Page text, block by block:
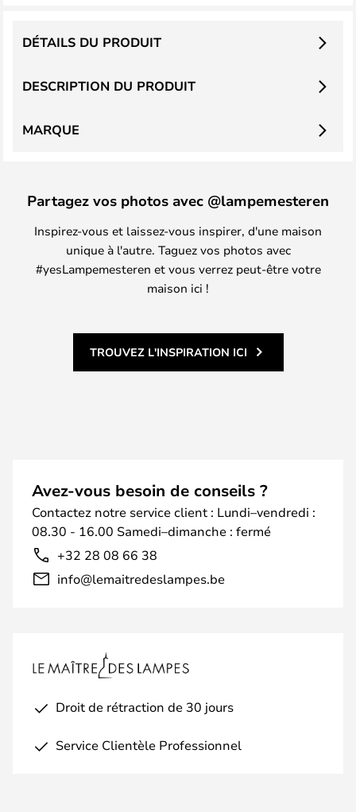
DESCRIPTION DU PRODUIT
DÉTAILS DU PRODUIT
MARQUE
Partagez vos photos avec @lampemesteren
Inspirez-vous et laissez-vous inspirer, d'une maison
unique à l'autre. Taguez vos photos avec
#yesLampemesteren et vous verrez peut-être votre
maison ici !
TROUVEZ L'INSPIRATION ICI
Avez-vous besoin de conseils ?
Contactez notre service client : Lundi–vendredi :
08.30 - 16.00 Samedi–dimanche : fermé
+32 28 08 66 38
info@lemaitredeslampes.be
Droit de rétraction de 30 jours
Service Clientèle Professionnel